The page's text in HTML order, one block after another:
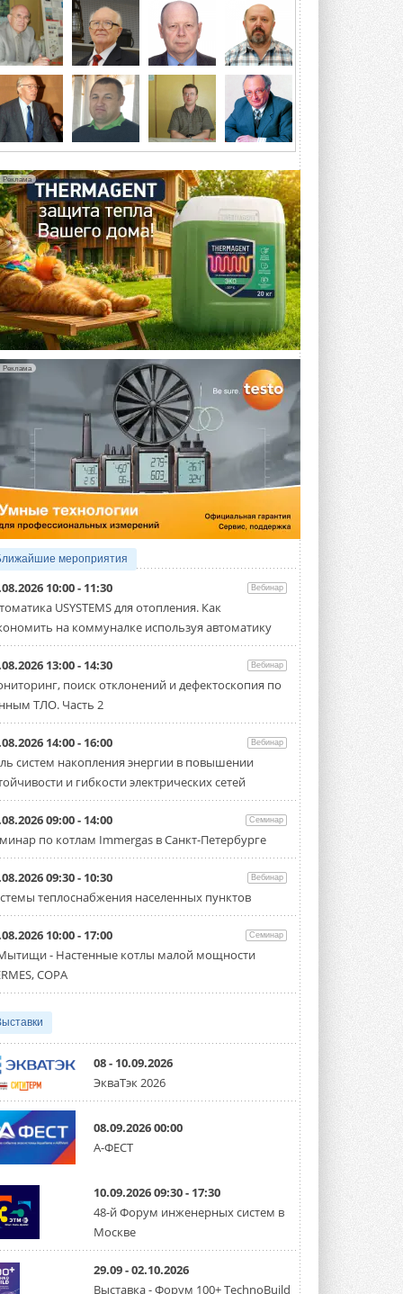
Гибридный тепловой насос PV/T
с одним общим испарителем
Исследователи предложили
конструкцию двухисточникового ...
5 АВГУСТА 2026
21-й ежегодный форум
«ЦОД-2026»
отеле Radisson Slavyanskaya. Форум
посетит более двух тысяч участников ...
5 АВГУСТА 2026
Китайская Shenling представила
линейку тепловых насосов
«воздух-вода» на R290
Серия ThermaX R290 All-In-One
включает три модели ...
4 АВГУСТА 2026
Тепловые насосы в связке с
солнечной генерацией и
накопителем снижают
потребление на 60%
Исследователи из Италии установили ...
4 АВГУСТА 2026
«РУСКЛИМАТ Fest 2026» в Уфе
собрал свыше 700 профи
климатической отрасли
Организатором выступил торгово-
производственный холдинг ...
3 АВГУСТА 2026
«Датарк» испытал модульный
ЦОД с плотностью 54 кВт на
стойку
Испытания прошли на собственной
производственной площадке и были ...
3 АВГУСТА 2026
Samsung выпускает VRF-
систему DVM на R32
Линейка включает семь типоразмеров
производительностью от 22,4 до 56 кВт.
Суммарная длина трубопроводов ...
«СиСофт Девелопмент» подвел
итоги конкурса студенческих
проектов «ТИМ-лидеры 2026»
Новый сезон конкурса «ТИМ-лидеры»
стартует уже в сентябре 2026 года ...
3 АВГУСТА 2026
«Русклимат» укрепляет
партнёрство за Уралом
Президент Омского землячества в
Москве Михаил Тимошенко посетил
Омск с трёхдневным рабочим визитом ...
флагманский чиллер AquaEdge
работающую на хладагенте R1234ze ...
Mitsubishi расширяет
направление систем
Mitsubishi Electric создаёт в США новую
компанию MEHITS US Inc. ...
США запретили использование
иностранных инверторов
28 июля 2026 года Федеральная
комиссия по связи США (FCC) обновила
свой специальный перечень Covered ...
31 ИЮЛЯ 2026
Реклама
Реклама
мероприятия
10:00 - 11:30 Вебинар
USYSTEMS для отопления. Как
на коммуналке используя автоматику
13:00 - 14:30 Вебинар
поиск отклонений и дефектоскопия по
ТЛО. Часть 2
14:00 - 16:00 Вебинар
систем накопления энергии в повышении
и гибкости электрических сетей
09:00 - 14:00 Семинар
по котлам Immergas в Санкт-Петербурге
09:30 - 10:30 Вебинар
теплоснабжения населенных пунктов
10:00 - 17:00 Семинар
- Настенные котлы малой мощности
COPA
08 - 10.09.2026
ЭкваТэк 2026
08.09.2026 00:00
А-ФЕСТ
10.09.2026 09:30 - 17:30
48-й Форум инженерных систем в
Москве
29.09 - 02.10.2026
Выставка - Форум 100+ TechnoBuild